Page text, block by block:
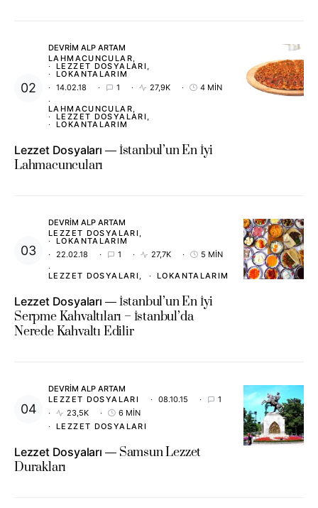
DEVRIM ALP ARTAM
LAHMACUNCULAR
LEZZET DOSYALARI
LOKANTALARIM
14.02.18
1 27,9K 4 MIN
LAHMACUNCULAR
LEZZET DOSYALARI
LOKANTALARIM
Lezzet Dosyaları
İstanbul’un En İyi
Lahmacuncuları
DEVRIM ALP ARTAM
LEZZET DOSYALARI
LOKANTALARIM
22.02.18
1 27,7K 5 MIN
LEZZET DOSYALARI LOKANTALARIM
Lezzet Dosyaları
İstanbul’un En İyi
Serpme Kahvaltıları – İstanbul’da
Nerede Kahvaltı Edilir
DEVRIM ALP ARTAM
LEZZET DOSYALARI
08.10.15
1
23,5K
6 MIN
LEZZET DOSYALARI
Lezzet Dosyaları
Samsun Lezzet
Durakları